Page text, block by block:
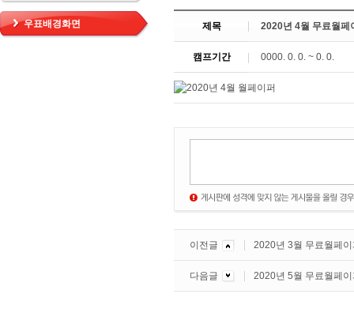
우표배경화면 제목 2020년 4월 무료월페
캠프기간 0000. 0. 0. ~ 0. 0.
이전글 2020년 3월 무료월페
다음글 2020년 5월 무료월페